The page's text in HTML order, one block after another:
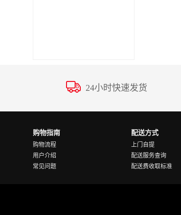
24小时快速发货
购物指南
购物流程
用户介绍
常见问题
配送方式
上门自提
配送服务查询
配送费收取标准